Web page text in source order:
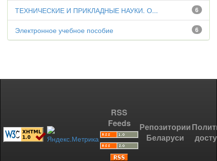
6
ТЕХНИЧЕСКИЕ И ПРИКЛАДНЫЕ НАУКИ. О...
6
Электронное учебное пособие
RSS
Feeds
Репозитории
Беларуси